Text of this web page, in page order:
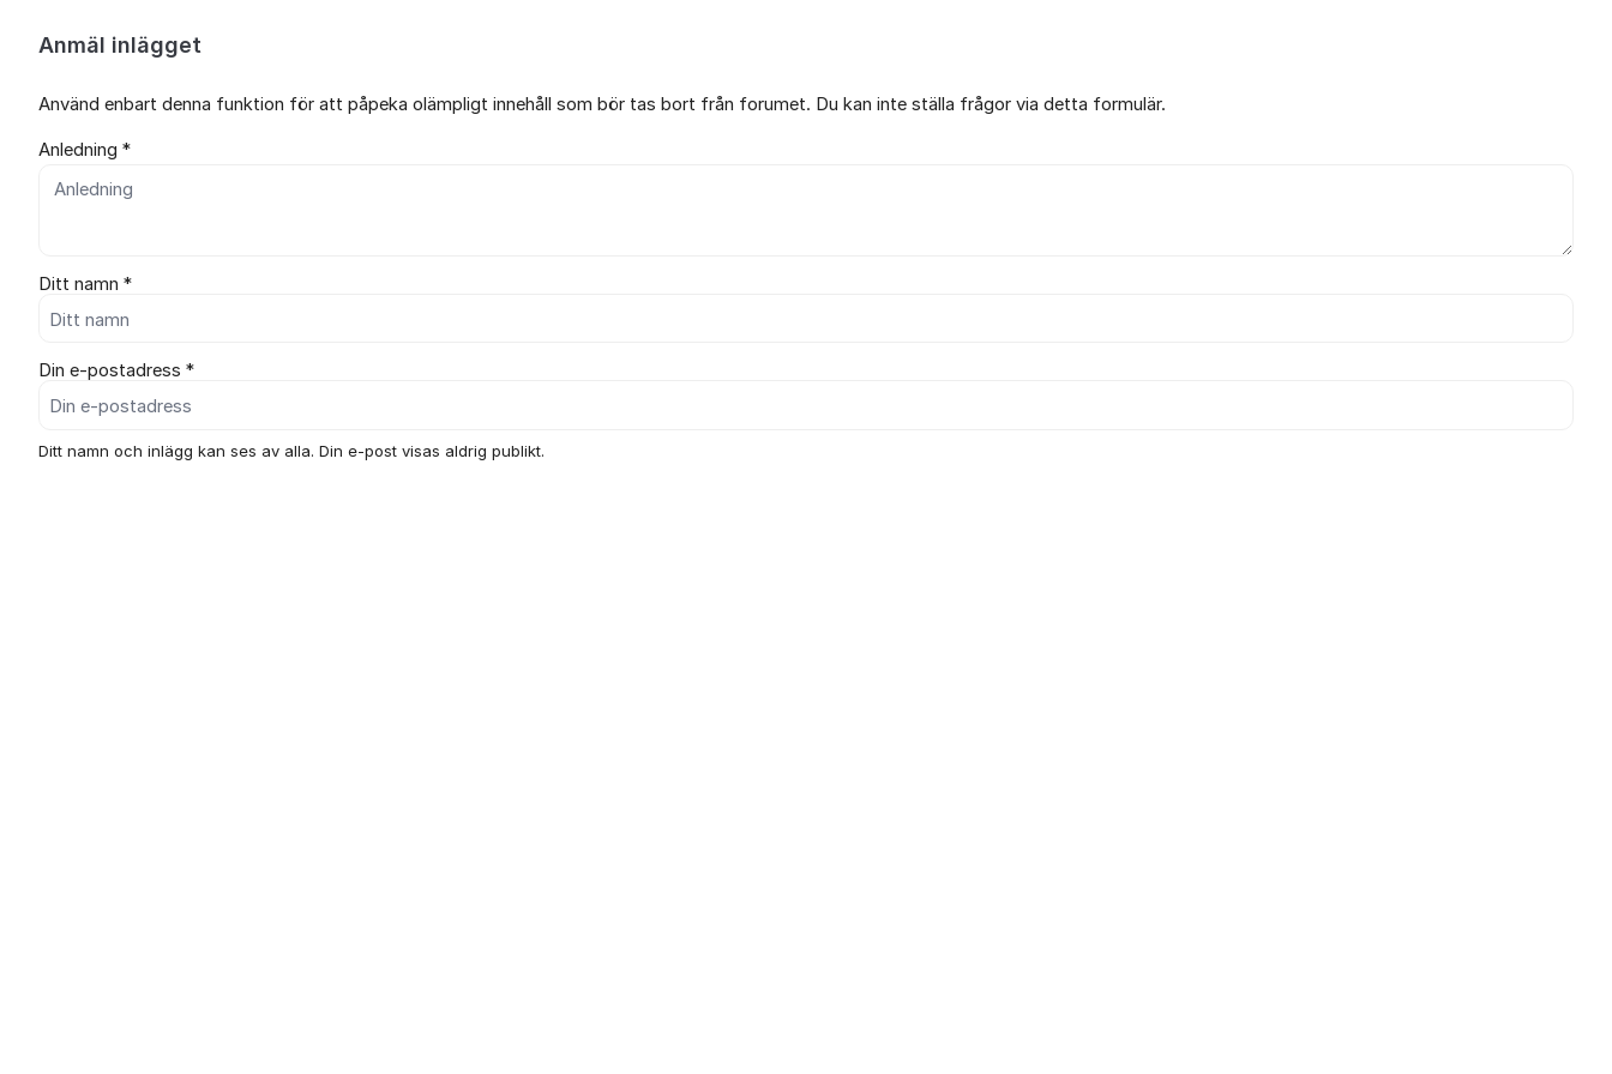
Anmäl inlägget
Använd enbart denna funktion för att påpeka olämpligt innehåll som bör tas bort från forumet. Du kan inte ställa frågor via detta formulär.
Anledning *
Ditt namn *
Din e-postadress *
Ditt namn och inlägg kan ses av alla. Din e-post visas aldrig publikt.